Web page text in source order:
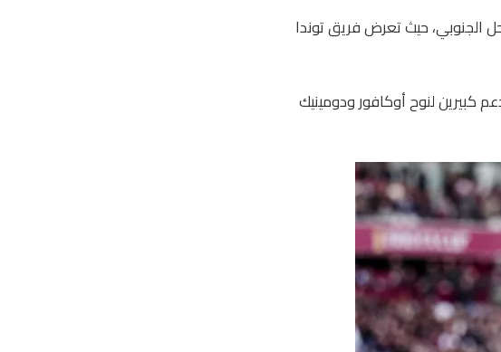
الجنوبي، حيث تعرض فريق توندا
كبيرين لنوح أوكافور ودومينيك